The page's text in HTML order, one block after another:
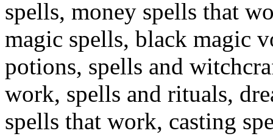
spells, money spells that
magic spells, black magic
potions, spells and
work, spells and rituals,
spells that work, casting